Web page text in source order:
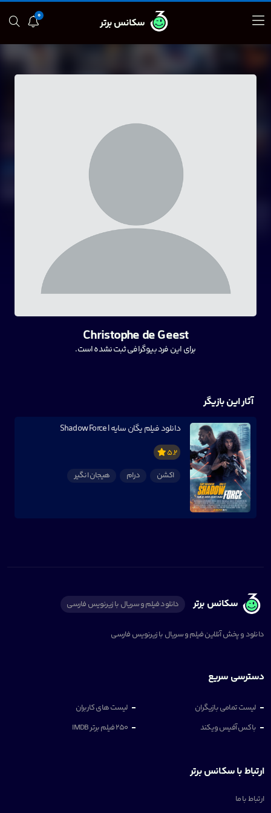
0
سکانس برتر
Christophe de Geest
برای این فرد بیوگرافی ثبت نشده است.
آثار این بازیگر
دانلود فیلم یگان سایه | Shadow Force
5.2
اکشن
درام هیجان انگیر
سکانس برتر دانلود فیلم و سریال با زیرنویس فارسی
دانلود و پخش آنلاین فیلم و سریال با زیرنویس فارسی
دسترسی سریع
لیست تمامی بازیگران
لیست های کاربران
باکس آفیس ویکند
250 فیلم برتر IMDB
ارتباط با سکانس برتر
ارتباط با ما